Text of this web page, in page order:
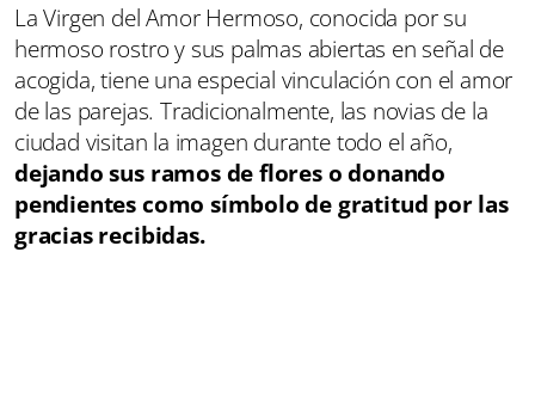
La Virgen del Amor Hermoso, conocida por su
hermoso rostro y sus palmas abiertas en señal de
acogida, tiene una especial vinculación con el amor
de las parejas. Tradicionalmente, las novias de la
ciudad visitan la imagen durante todo el año,
dejando sus ramos de flores o donando
pendientes como símbolo de gratitud por las
gracias recibidas.